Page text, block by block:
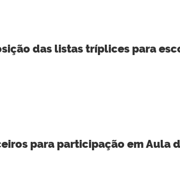
das listas tríplices para
para participação em Aula